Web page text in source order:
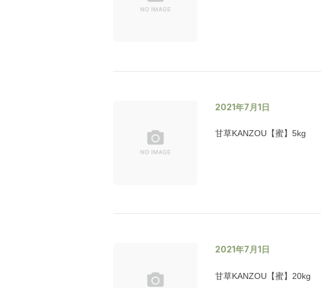
2021年7月1日
甘草KANZOU【蜜】5kg
2021年7月1日
甘草KANZOU【蜜】20kg